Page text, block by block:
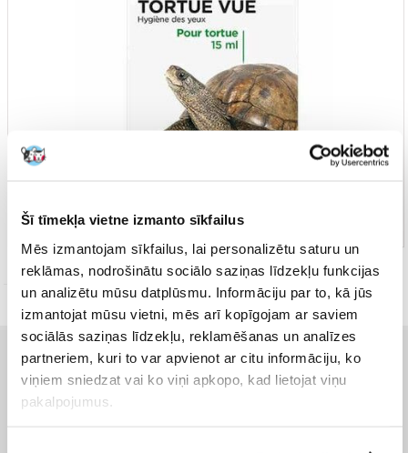
Šī tīmekļa vietne izmanto sīkfailus
Mēs izmantojam sīkfailus, lai personalizētu saturu un
reklāmas, nodrošinātu sociālo saziņas līdzekļu funkcijas
un analizētu mūsu datplūsmu. Informāciju par to, kā jūs
izmantojat mūsu vietni, mēs arī kopīgojam ar saviem
sociālās saziņas līdzekļu, reklamēšanas un analīzes
partneriem, kuri to var apvienot ar citu informāciju, ko
viņiem sniedzat vai ko viņi apkopo, kad lietojat viņu
pakalpojumus.
PIRMS IEPIRKŠANĀS
Preču piegāde